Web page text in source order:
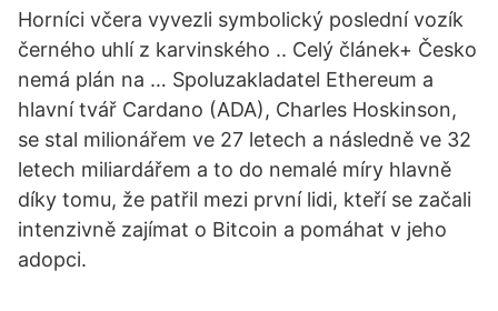
Horníci včera vyvezli symbolický poslední vozík
černého uhlí z karvinského .. Celý článek+ Česko
nemá plán na … Spoluzakladatel Ethereum a
hlavní tvář Cardano (ADA), Charles Hoskinson,
se stal milionářem ve 27 letech a následně ve 32
letech miliardářem a to do nemalé míry hlavně
díky tomu, že patřil mezi první lidi, kteří se začali
intenzivně zajímat o Bitcoin a pomáhat v jeho
adopci.